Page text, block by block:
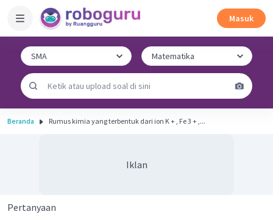
Masuk
Beranda Rumus kimia yang terbentuk dari ion K + , Fe 3 + ,...
Iklan
Pertanyaan